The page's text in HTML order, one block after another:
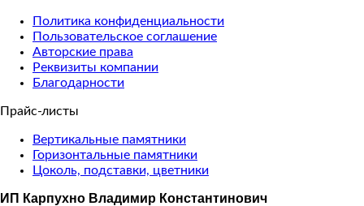
Политика конфиденциальности
Пользовательское соглашение
Авторские права
Реквизиты компании
Благодарности
Прайс-листы
Вертикальные памятники
Горизонтальные памятники
Цоколь, подставки, цветники
ИП Карпухно Владимир Константинович